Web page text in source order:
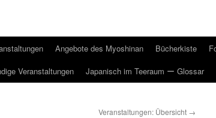
Angebote des Myoshinan Bücherkiste
Veranstaltungen Japanisch im Teeraum ー Glossar
Veranstaltungen: Übersicht →